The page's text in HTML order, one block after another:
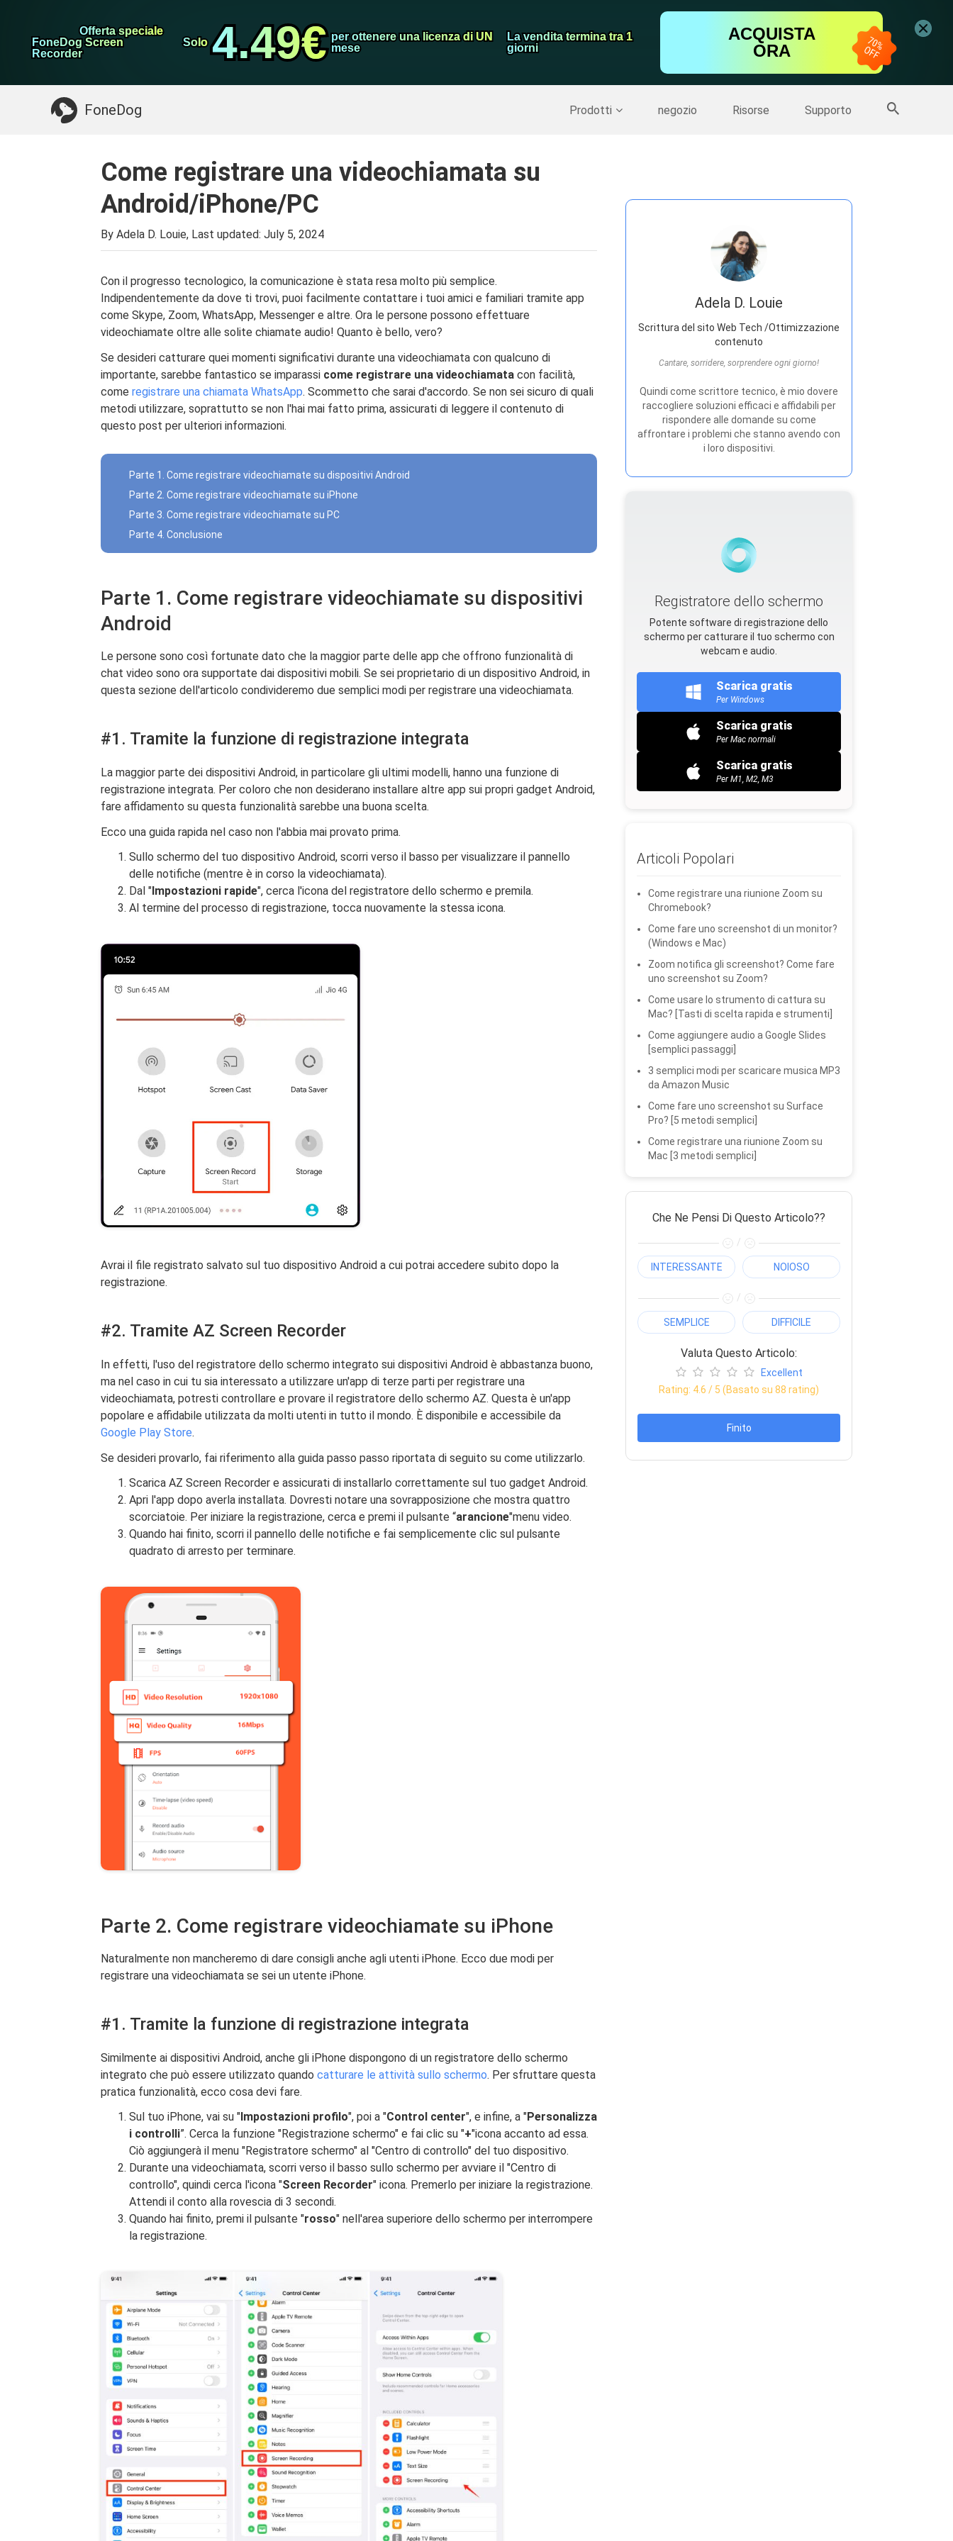
Offerta speciale
Offerta speciale
FoneDog Screen
Recorder
FoneDog Screen
Recorder
Solo
Solo 4.49€
4.49€ per ottenere una licenza di UN
mese
per ottenere una licenza di UN
mese
La vendita termina tra 1
giorni
La vendita termina tra 1
giorni
ACQUISTA
ORA
FoneDog Prodotti negozio Risorse Supporto
Pulitore iPhone Screen Recorder
Editor Video gratis
Potresti Aver Bisogno: Altri Prodotti
Come registrare una videochiamata su
Android/iPhone/PC
By Adela D. Louie, Last updated: July 5, 2024
Con il progresso tecnologico, la comunicazione è stata resa molto più semplice.
Indipendentemente da dove ti trovi, puoi facilmente contattare i tuoi amici e familiari tramite app
come Skype, Zoom, WhatsApp, Messenger e altre. Ora le persone possono effettuare
videochiamate oltre alle solite chiamate audio! Quanto è bello, vero?
Se desideri catturare quei momenti significativi durante una videochiamata con qualcuno di
importante, sarebbe fantastico se imparassi come registrare una videochiamata con facilità,
come registrare una chiamata WhatsApp. Scommetto che sarai d'accordo. Se non sei sicuro di quali
metodi utilizzare, soprattutto se non l'hai mai fatto prima, assicurati di leggere il contenuto di
questo post per ulteriori informazioni.
Parte 1. Come registrare videochiamate su dispositivi Android
Parte 2. Come registrare videochiamate su iPhone
Parte 3. Come registrare videochiamate su PC
Parte 4. Conclusione
Parte 1. Come registrare videochiamate su dispositivi
Android
Le persone sono così fortunate dato che la maggior parte delle app che offrono funzionalità di
chat video sono ora supportate dai dispositivi mobili. Se sei proprietario di un dispositivo Android, in
questa sezione dell'articolo condivideremo due semplici modi per registrare una videochiamata.
#1. Tramite la funzione di registrazione integrata
La maggior parte dei dispositivi Android, in particolare gli ultimi modelli, hanno una funzione di
registrazione integrata. Per coloro che non desiderano installare altre app sui propri gadget Android,
fare affidamento su questa funzionalità sarebbe una buona scelta.
Ecco una guida rapida nel caso non l'abbia mai provato prima.
Sullo schermo del tuo dispositivo Android, scorri verso il basso per visualizzare il pannello
delle notifiche (mentre è in corso la videochiamata).
Dal "Impostazioni rapide", cerca l'icona del registratore dello schermo e premila.
Al termine del processo di registrazione, tocca nuovamente la stessa icona.
Avrai il file registrato salvato sul tuo dispositivo Android a cui potrai accedere subito dopo la
registrazione.
#2. Tramite AZ Screen Recorder
In effetti, l'uso del registratore dello schermo integrato sui dispositivi Android è abbastanza buono,
ma nel caso in cui tu sia interessato a utilizzare un'app di terze parti per registrare una
videochiamata, potresti controllare e provare il registratore dello schermo AZ. Questa è un'app
popolare e affidabile utilizzata da molti utenti in tutto il mondo. È disponibile e accessibile da
Google Play Store.
Se desideri provarlo, fai riferimento alla guida passo passo riportata di seguito su come utilizzarlo.
Scarica AZ Screen Recorder e assicurati di installarlo correttamente sul tuo gadget Android.
Apri l'app dopo averla installata. Dovresti notare una sovrapposizione che mostra quattro
scorciatoie. Per iniziare la registrazione, cerca e premi il pulsante “arancione"menu video.
Quando hai finito, scorri il pannello delle notifiche e fai semplicemente clic sul pulsante
quadrato di arresto per terminare.
Parte 2. Come registrare videochiamate su iPhone
Naturalmente non mancheremo di dare consigli anche agli utenti iPhone. Ecco due modi per
registrare una videochiamata se sei un utente iPhone.
#1. Tramite la funzione di registrazione integrata
Similmente ai dispositivi Android, anche gli iPhone dispongono di un registratore dello schermo
integrato che può essere utilizzato quando catturare le attività sullo schermo. Per sfruttare questa
pratica funzionalità, ecco cosa devi fare.
Sul tuo iPhone, vai su "Impostazioni profilo", poi a "Control center", e infine, a "Personalizza
i controlli”. Cerca la funzione "Registrazione schermo" e fai clic su "+"icona accanto ad essa.
Ciò aggiungerà il menu "Registratore schermo" al "Centro di controllo" del tuo dispositivo.
Durante una videochiamata, scorri verso il basso sullo schermo per avviare il "Centro di
controllo", quindi cerca l'icona "Screen Recorder" icona. Premerlo per iniziare la registrazione.
Attendi il conto alla rovescia di 3 secondi.
Quando hai finito, premi il pulsante "rosso" nell'area superiore dello schermo per interrompere
la registrazione.
Adela D. Louie
Scrittura del sito Web Tech /Ottimizzazione
contenuto
Cantare, sorridere, sorprendere ogni giorno!
Quindi come scrittore tecnico, è mio dovere
raccogliere soluzioni efficaci e affidabili per
rispondere alle domande su come
affrontare i problemi che stanno avendo con
i loro dispositivi.
Registratore dello schermo
Potente software di registrazione dello
schermo per catturare il tuo schermo con
webcam e audio.
Scarica gratis
Per Windows
Scarica gratis
Per Mac normali
Scarica gratis
Per M1, M2, M3
Articoli Popolari
Come registrare una riunione Zoom su
Chromebook?
Come fare uno screenshot di un monitor?
(Windows e Mac)
Zoom notifica gli screenshot? Come fare
uno screenshot su Zoom?
Come usare lo strumento di cattura su
Mac? [Tasti di scelta rapida e strumenti]
Come aggiungere audio a Google Slides
[semplici passaggi]
3 semplici modi per scaricare musica MP3
da Amazon Music
Come fare uno screenshot su Surface
Pro? [5 metodi semplici]
Come registrare una riunione Zoom su
Mac [3 metodi semplici]
Che Ne Pensi Di Questo Articolo??
/
INTERESSANTE NOIOSO
/
SEMPLICE DIFFICILE
Valuta Questo Articolo:
Excellent
Rating: 4.6 / 5 (Basato su 88 rating)
Finito